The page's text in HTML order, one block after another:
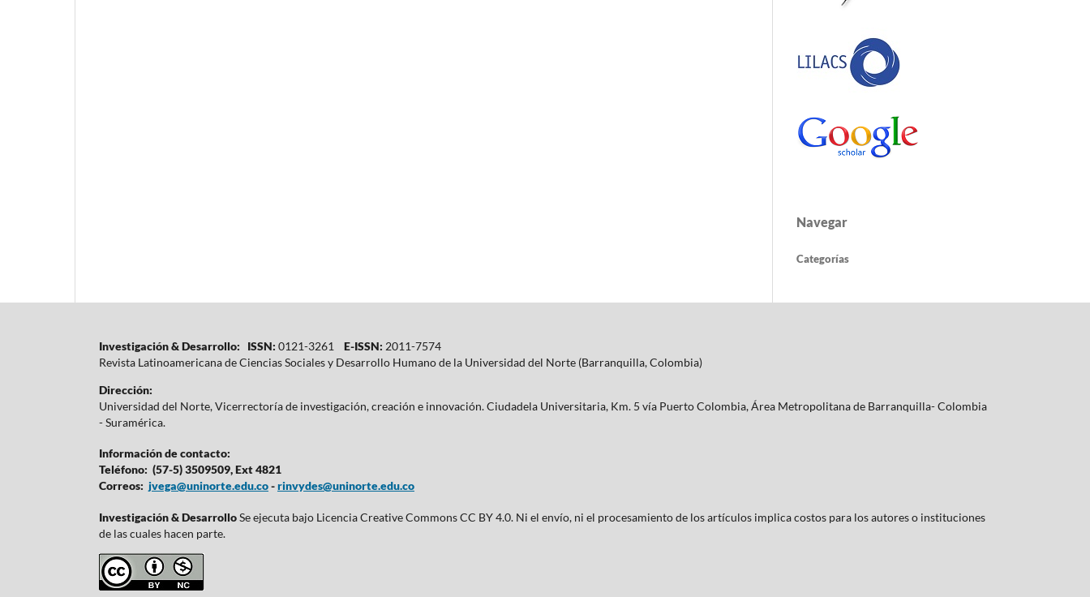
Navegar
Categorías
Investigación & Desarrollo: ISSN: 0121-3261 E-ISSN: 2011-7574
Revista Latinoamericana de Ciencias Sociales y Desarrollo Humano de la Universidad del Norte (Barranquilla, Colombia)
Dirección:
Universidad del Norte, Vicerrectoría de investigación, creación e innovación. Ciudadela Universitaria, Km. 5 vía Puerto Colombia, Área Metropolitana de Barranquilla- Colombia
- Suramérica.
Información de contacto:
Teléfono: (57-5) 3509509, Ext 4821
Correos: jvega@uninorte.edu.co-rinvydes@uninorte.edu.co
Investigación & DesarrolloSe ejecuta bajo Licencia Creative Commons CC BY 4.0. Ni el envío, ni el procesamiento de los artículos implica costos para los autores o instituciones
de las cuales hacen parte.